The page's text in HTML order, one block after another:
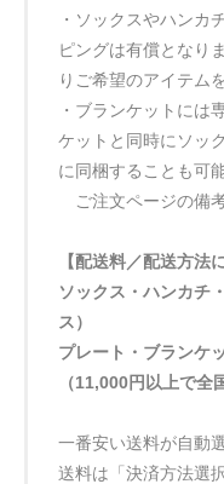
・ソックスやハンカ
ピングは有償となり
りご希望のアイテム
・ブランケットには
ケットと同時にソッ
に同梱することも可
ご注文ページの備
【配送料／配送方法
ソックス・ハンカチ
ス）
プレート・ブランケ
（11,000円以上で全
一番安い送料が自動
送料は「決済方法選